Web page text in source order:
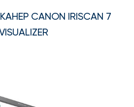
CANON IRISCAN 7
VISUALIZER